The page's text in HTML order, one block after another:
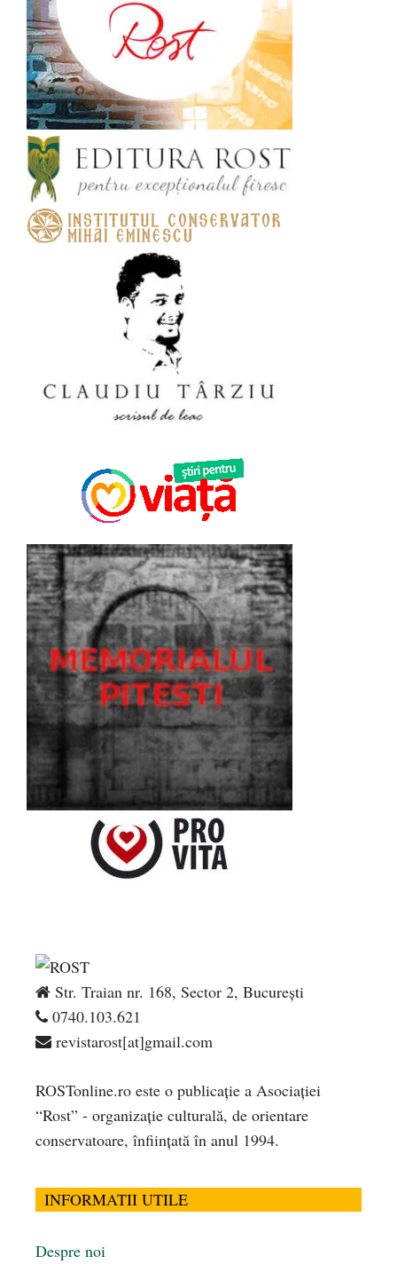
Str. Traian nr. 168, Sector 2, București
0740.103.621
revistarost[at]gmail.com
ROSTonline.ro este o publicaţie a Asociaţiei
“Rost” - organizaţie culturală, de orientare
conservatoare, înfiinţată în anul 1994.
INFORMATII UTILE
Despre noi